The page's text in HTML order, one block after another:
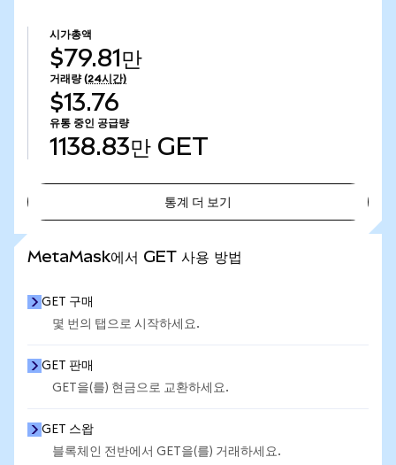
시가총액
$79.81만
거래량 (24시간)
$13.76
유통 중인 공급량
1138.83만 GET
통계 더 보기
MetaMask에서 GET 사용 방법
GET 구매
몇 번의 탭으로 시작하세요.
GET 판매
GET을(를) 현금으로 교환하세요.
GET 스왑
블록체인 전반에서 GET을(를) 거래하세요.